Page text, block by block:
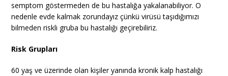
semptom göstermeden de bu hastalığa yakalanabiliyor. O
nedenle evde kalmak zorundayız çünkü virüsü taşıdığımızı
bilmeden riskli gruba bu hastalığı geçirebiliriz.
Risk Grupları
60 yaş ve üzerinde olan kişiler yanında kronik kalp hastalığı